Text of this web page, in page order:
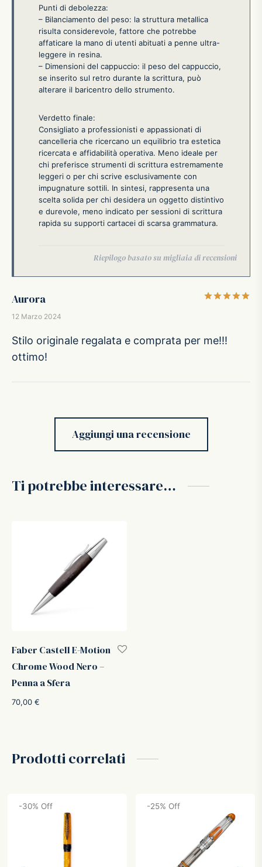
Punti di debolezza:
– Bilanciamento del peso: la struttura metallica
risulta considerevole, fattore che potrebbe
affaticare la mano di utenti abituati a penne ultra-
leggere in resina.
– Dimensioni del cappuccio: il peso del cappuccio,
se inserito sul retro durante la scrittura, può
alterare il baricentro dello strumento.
Verdetto finale:
Consigliato a professionisti e appassionati di
cancelleria che ricercano un equilibrio tra estetica
ricercata e affidabilità operativa. Meno ideale per
chi preferisce strumenti di scrittura estremamente
leggeri o per chi scrive esclusivamente con
impugnature sottili. In sintesi, rappresenta una
scelta solida per chi desidera un oggetto distintivo
e durevole, meno indicato per sessioni di scrittura
rapida su supporti cartacei di scarsa grammatura.
Aurora
12 Marzo 2024
Stilo originale regalata e comprata per me!!!
ottimo!
Aggiungi una recensione
Ti potrebbe interessare…
Faber Castell E-Motion
Chrome Wood Nero –
Penna a Sfera
70,00 €
Prodotti correlati
-30% Off -25% Off